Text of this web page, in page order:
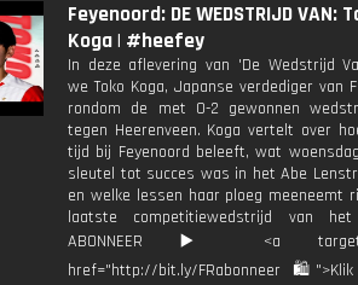
Feyenoord: DE WEDSTRIJD VAN:
Koga | #heefey
In deze aflevering van 'De Wedstrijd
we Toko Koga, Japanse verdediger van
rondom de met 0-2 gewonnen
tegen Heerenveen. Koga vertelt over
tijd bij Feyenoord beleeft, wat
sleutel tot succes was in het Abe
en welke lessen haar ploeg meeneemt
laatste competitiewedstrijd van het
ABONNEER ▶️ <a
href="http://bit.ly/FRabonneer